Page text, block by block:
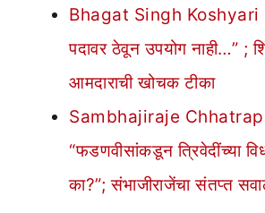
Bhagat Singh Koshyari |
पदावर ठेवून उपयोग नाही…” ;
आमदाराची खोचक टीका
Sambhajiraje
“फडणवीसांकडून त्रिवेदींच्या
का?”; संभाजीराजेंचा संतप्त